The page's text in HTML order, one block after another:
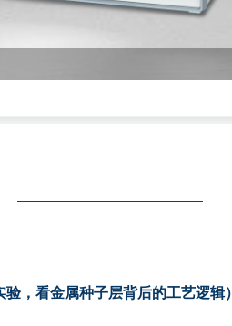
，看金属种子层背后的工艺逻辑）